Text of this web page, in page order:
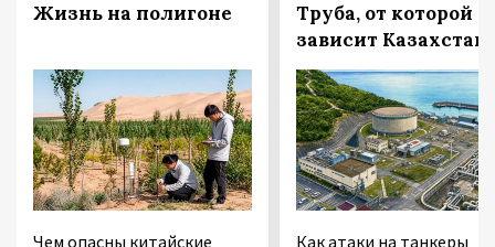
Жизнь на полигоне
Чем опасны китайские
Труба, от которой
зависит Казахстан
Как атаки на танкеры